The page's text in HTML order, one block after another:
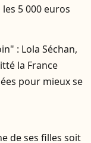
5 000 euros
: Lola Séchan,
la France
pour mieux se
de ses filles soit